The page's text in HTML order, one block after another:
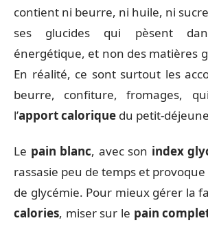
contient ni beurre, ni huile, ni
ses glucides qui pèsent
énergétique, et non des matières
En réalité, ce sont surtout les
beurre, confiture, fromages,
l’apport calorique du petit-
Le pain blanc, avec son index
rassasie peu de temps et provoque
de glycémie. Pour mieux gérer la
calories, miser sur le pain